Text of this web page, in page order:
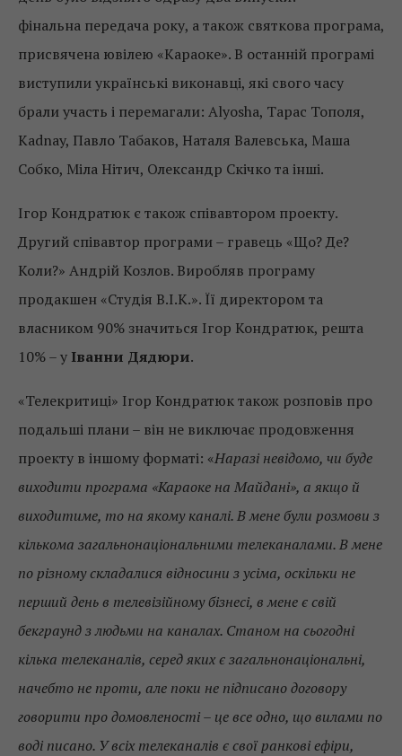
фінальна передача року, а також святкова програма,
присвячена ювілею «Караоке». В останній програмі
виступили українські виконавці, які свого часу
брали участь і перемагали: Alyosha, Тарас Тополя,
Kadnay, Павло Табаков, Наталя Валевська, Маша
Собко, Міла Нітич, Олександр Скічко та інші.
Ігор Кондратюк є також співавтором проекту.
Другий співавтор програми – гравець «Що? Де?
Коли?» Андрій Козлов. Виробляв програму
продакшен «Студія В.І.К.». Її директором та
власником 90% значиться Ігор Кондратюк, решта
10% – у Іванни Дядюри.
«Телекритиці» Ігор Кондратюк також розповів про
подальші плани – він не виключає продовження
проекту в іншому форматі: «Наразі невідомо, чи буде
виходити програма «Караоке на Майдані», а якщо й
виходитиме, то на якому каналі. В мене були розмови з
кількома загальнонаціональними телеканалами. В мене
по різному складалися відносини з усіма, оскільки не
перший день в телевізійному бізнесі, в мене є свій
бекграунд з людьми на каналах. Станом на сьогодні
кілька телеканалів, серед яких є загальнонаціональні,
начебто не проти, але поки не підписано договору
говорити про домовленості – це все одно, що вилами по
воді писано. У всіх телеканалів є свої ранкові ефіри,